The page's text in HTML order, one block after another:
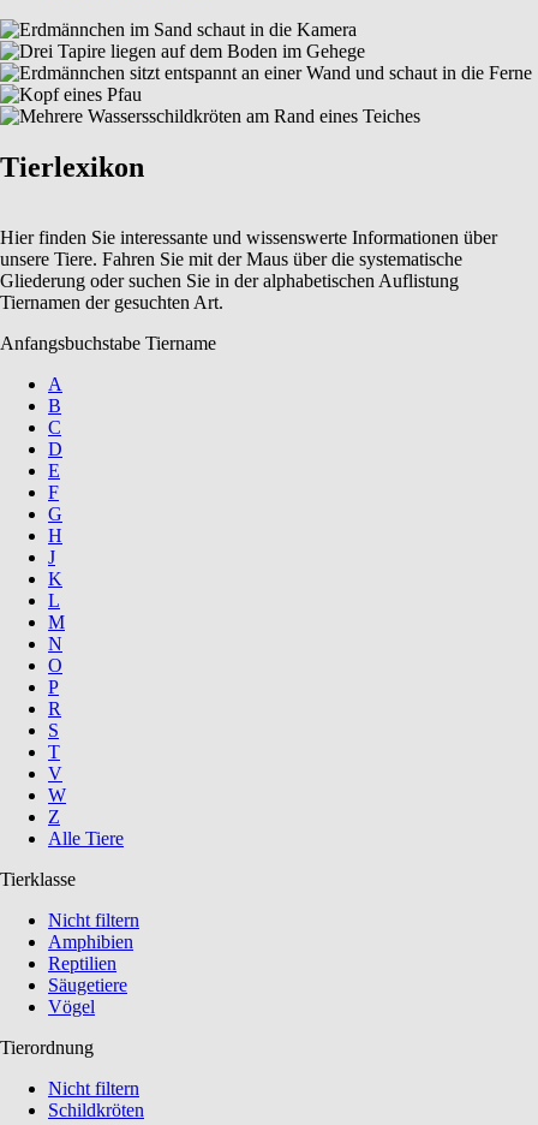
Tierlexikon
Hier finden Sie interessante und wissenswerte Informationen über
unsere Tiere. Fahren Sie mit der Maus über die systematische
Gliederung oder suchen Sie in der alphabetischen Auflistung
Tiernamen der gesuchten Art.
Anfangsbuchstabe Tiername
A
B
C
D
E
F
G
H
J
K
L
M
N
O
P
R
S
T
V
W
Z
Alle Tiere
Tierklasse
Nicht filtern
Amphibien
Reptilien
Säugetiere
Vögel
Tierordnung
Nicht filtern
Schildkröten